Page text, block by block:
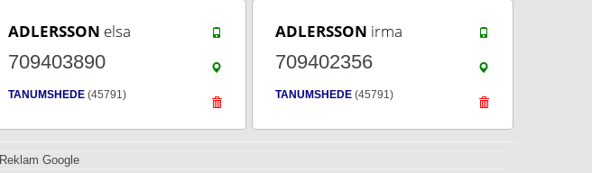
ADLERSSON elsa
709403890
TANUMSHEDE (45791)
ADLERSSON irma
709402356
TANUMSHEDE (45791)
Reklam Google